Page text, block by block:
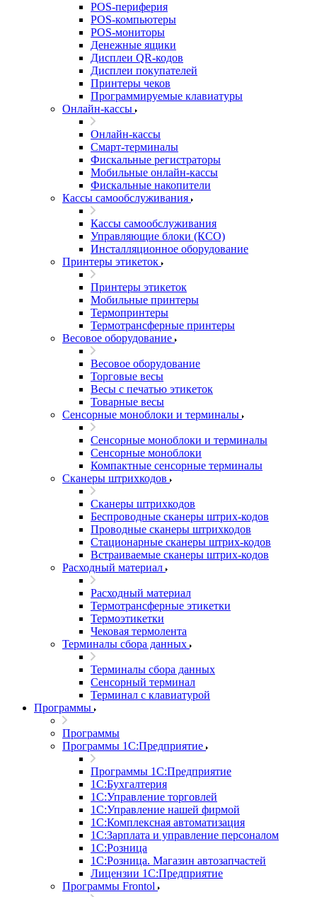
POS-периферия
POS-компьютеры
POS-мониторы
Денежные ящики
Дисплеи QR-кодов
Дисплеи покупателей
Принтеры чеков
Программируемые клавиатуры
Онлайн-кассы
Онлайн-кассы
Смарт-терминалы
Фискальные регистраторы
Мобильные онлайн-кассы
Фискальные накопители
Кассы самообслуживания
Кассы самообслуживания
Управляющие блоки (КСО)
Инсталляционное оборудование
Принтеры этикеток
Принтеры этикеток
Мобильные принтеры
Термопринтеры
Термотрансферные принтеры
Весовое оборудование
Весовое оборудование
Торговые весы
Весы с печатью этикеток
Товарные весы
Сенсорные моноблоки и терминалы
Сенсорные моноблоки и терминалы
Сенсорные моноблоки
Компактные сенсорные терминалы
Сканеры штрихкодов
Сканеры штрихкодов
Беспроводные сканеры штрих-кодов
Проводные сканеры штрихкодов
Стационарные сканеры штрих-кодов
Встраиваемые сканеры штрих-кодов
Расходный материал
Расходный материал
Термотрансферные этикетки
Термоэтикетки
Чековая термолента
Терминалы сбора данных
Терминалы сбора данных
Сенсорный терминал
Терминал с клавиатурой
Программы
Программы
Программы 1С:Предприятие
Программы 1С:Предприятие
1С:Бухгалтерия
1С:Управление торговлей
1С:Управление нашей фирмой
1С:Комплексная автоматизация
1С:Зарплата и управление персоналом
1С:Розница
1С:Розница. Магазин автозапчастей
Лицензии 1С:Предприятие
Программы Frontol